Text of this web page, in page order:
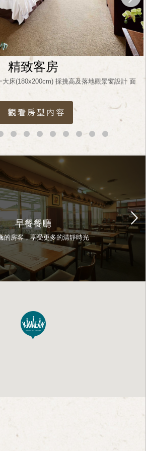
精致客房
大床(180x200cm) 採挑高及落地觀景窗設計 面
早餐餐廳
的房客，享受更多的清靜時光